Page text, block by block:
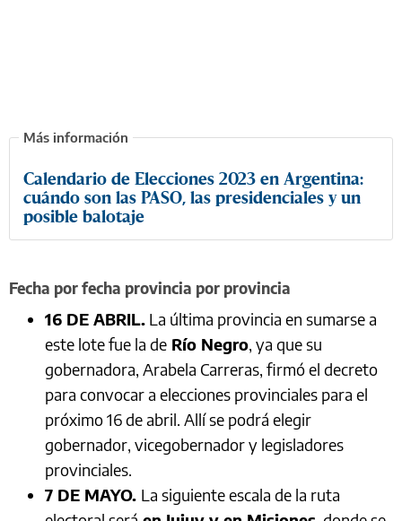
Calendario de Elecciones 2023 en Argentina:
cuándo son las PASO, las presidenciales y un
posible balotaje
Fecha por fecha provincia por provincia
16 DE ABRIL. La última provincia en sumarse a
este lote fue la de Río Negro, ya que su
gobernadora, Arabela Carreras, firmó el decreto
para convocar a elecciones provinciales para el
próximo 16 de abril. Allí se podrá elegir
gobernador, vicegobernador y legisladores
provinciales.
7 DE MAYO. La siguiente escala de la ruta